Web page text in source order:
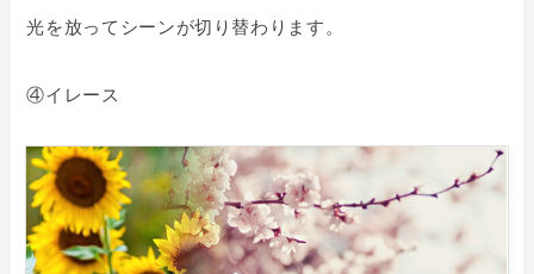
光を放ってシーンが切り替わります。
④イレース